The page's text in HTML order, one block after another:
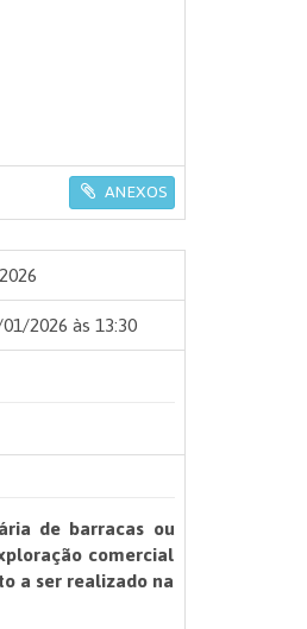
ANEXOS
2026 às 13:30
de barracas ou
comercial
a ser realizado na